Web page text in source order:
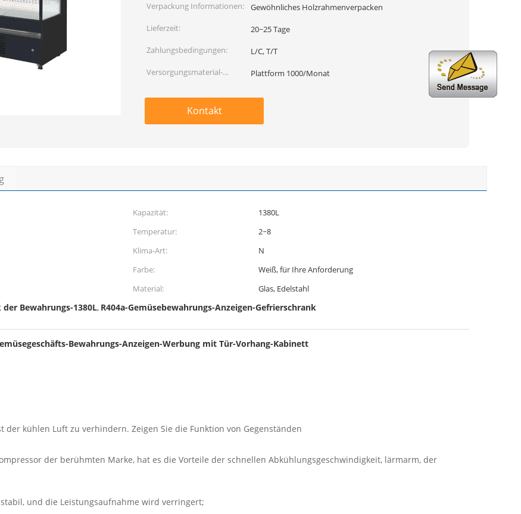
Verpackung Informationen:
Gewöhnliches Holzrahmenverpacken
Lieferzeit:
20~25 Tage
Zahlungsbedingungen:
L/C, T/T
Versorgungsmaterial-
Plattform 1000/Monat
Kontakt
Kapazität:
1380L
Temperatur:
2~8
Klima-Art:
N
Farbe:
Weiß, für Ihre Anforderung
Material:
Glas, Edelstahl
Bewahrungs-1380L, R404a-Gemüsebewahrungs-Anzeigen-Gefrierschrank
Bewahrungs-Anzeigen-Werbung mit Tür-Vorhang-Kabinett
kühlen Luft zu verhindern. Zeigen Sie die Funktion von Gegenständen
der berühmten Marke, hat es die Vorteile der schnellen Abkühlungsgeschwindigkeit, lärmarm, der
und die Leistungsaufnahme wird verringert;